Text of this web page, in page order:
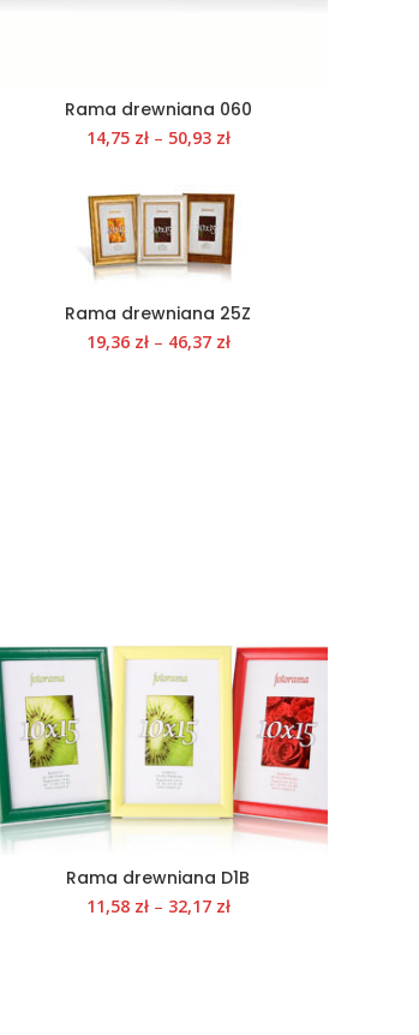
Rama drewniana 060
14,75 zł – 50,93 zł
Rama drewniana 25Z
19,36 zł – 46,37 zł
Rama drewniana D1B
11,58 zł – 32,17 zł